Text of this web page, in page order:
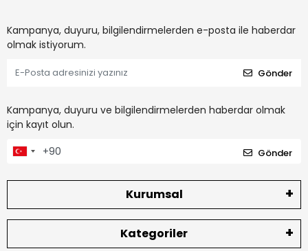
Kampanya, duyuru, bilgilendirmelerden e-posta ile haberdar
olmak istiyorum.
Gönder
Kampanya, duyuru ve bilgilendirmelerden haberdar olmak
için kayıt olun.
Gönder
Kurumsal
Kategoriler